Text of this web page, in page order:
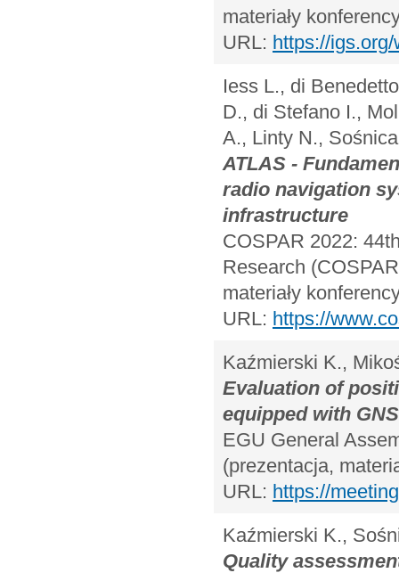
materiały
URL: https://
Iess L., di
D., di Stefano I.,
A., Linty N.,
ATLAS -
radio navigation
infrastructure
COSPAR 2022:
Research
materiały
URL: https://
Kaźmierski K.,
Evaluation of
equipped with
EGU General
(prezentacja,
URL: https://
Kaźmierski K.,
Quality